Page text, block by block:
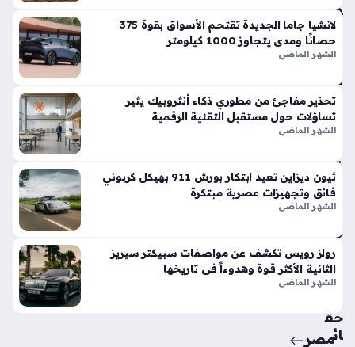
فو
قاً
في
الأ
س
وا
ق
الح
ة
منذ
أسب
وع
واح
حق
ائ
لانشيا جاما الجديدة تقتحم الأسواق بقوة 375
حصانًا ومدى يتجاوز 1000 كيلومتر
الشهر الماضي
تحذير مفاجئ من مطوري ذكاء أنثروبيك يثير
تساؤلات حول مستقبل التقنية الرقمية
الشهر الماضي
ثيون ديزاين تعيد ابتكار بورش 911 بهيكل كربوني
فائق وتجهيزات عصرية مبتكرة
الشهر الماضي
رولز رويس تكشف عن مواصفات سبيكتر سيريز
الثانية الأكثر قوة وهدوءاً في تاريخها
الشهر الماضي
مصر